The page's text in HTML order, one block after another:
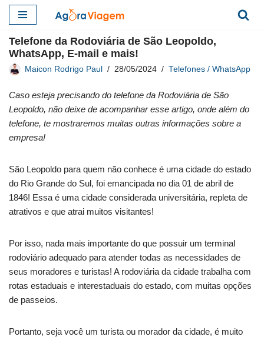
para
o
conteúdo
Telefone da Rodoviária de São Leopoldo,
WhatsApp, E-mail e mais!
Maicon Rodrigo Paul 28/05/2024 Telefones / WhatsApp
Caso esteja precisando do telefone da Rodoviária de São
Leopoldo, não deixe de acompanhar esse artigo, onde além do
telefone, te mostraremos muitas outras informações sobre a
empresa!
São Leopoldo para quem não conhece é uma cidade do estado
do Rio Grande do Sul, foi emancipada no dia 01 de abril de
1846! Essa é uma cidade considerada universitária, repleta de
atrativos e que atrai muitos visitantes!
Por isso, nada mais importante do que possuir um terminal
rodoviário adequado para atender todas as necessidades de
seus moradores e turistas! A rodoviária da cidade trabalha com
rotas estaduais e interestaduais do estado, com muitas opções
de passeios.
Portanto, seja você um turista ou morador da cidade, é muito